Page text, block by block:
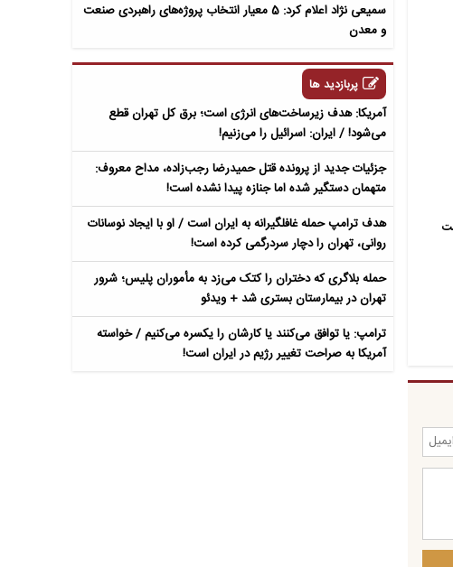
سمیعی‌ نژاد اعلام کرد: 5 معیار انتخاب پروژه‌های راهبردی صنعت
و معدن
پربازدید ها
آمریکا: هدف زیرساخت‌های انرژی است؛ برق کل تهران قطع
می‌شود! / ایران: اسرائیل را می‌زنیم!
جزئیات جدید از پرونده قتل حمیدرضا رجب‌زاده، مداح معروف:
متهمان دستگیر شده اما جنازه پیدا نشده است!
هدف ترامپ حمله غافلگیرانه به ایران است / او با ایجاد نوسانات
روانی، تهران را دچار سردرگمی کرده است!
حمله بلاگری که دختران را کتک می‌زد به مأموران پلیس؛ شرور
تهران در بیمارستان بستری شد + ویدئو
ترامپ: یا توافق می‌کنند یا کارشان را یکسره می‌کنیم / خواسته
آمریکا به صراحت تغییر رژیم در ایران است!